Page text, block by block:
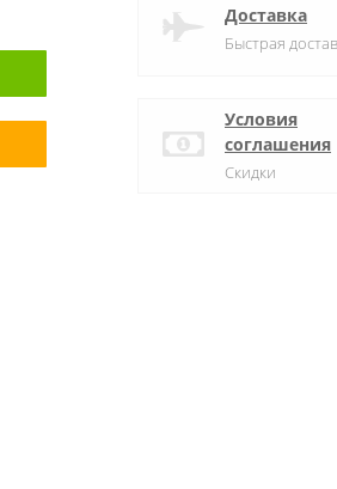
Доставка
Быстрая
Условия
соглашения
Скидки